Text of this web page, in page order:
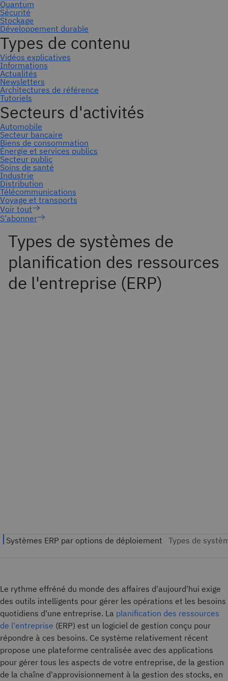
S’abonner
Types de systèmes de
planification des ressources
de l'entreprise (ERP)
Le rythme effréné du monde des affaires d'aujourd'hui exige
des outils intelligents pour gérer les opérations et les besoins
quotidiens d'une entreprise. La planification des ressources
de l'entreprise (ERP) est un logiciel de gestion conçu pour
répondre à ces besoins. Ce système relativement récent
propose une plateforme centralisée avec des applications
pour gérer tous les aspects de votre entreprise, de la gestion
de la chaîne d'approvisionnement à la gestion des stocks, en